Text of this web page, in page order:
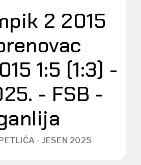
2 2015
1:5 (1:3) -
- FSB -
- JESEN 2025